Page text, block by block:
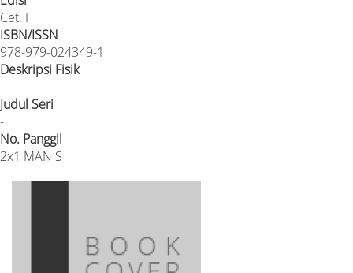
Cet. I
ISBN/ISSN
978-979-024349-1
Deskripsi Fisik
-
Judul Seri
-
No. Panggil
2x1 MAN S